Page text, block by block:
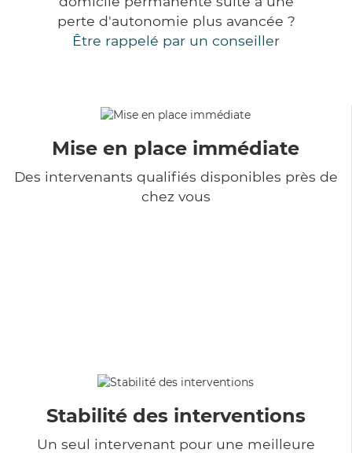
perte d'autonomie plus avancée ?
Être rappelé par un conseiller
Mise en place immédiate
Des intervenants qualifiés disponibles près de
chez vous
Stabilité des interventions
Un seul intervenant pour une meilleure